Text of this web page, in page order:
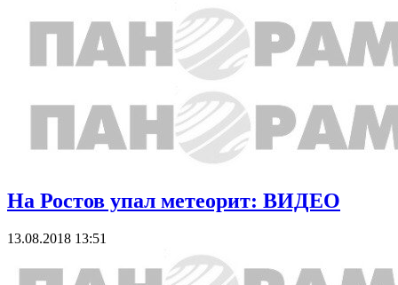
На Ростов упал метеорит: ВИДЕО
13.08.2018 13:51